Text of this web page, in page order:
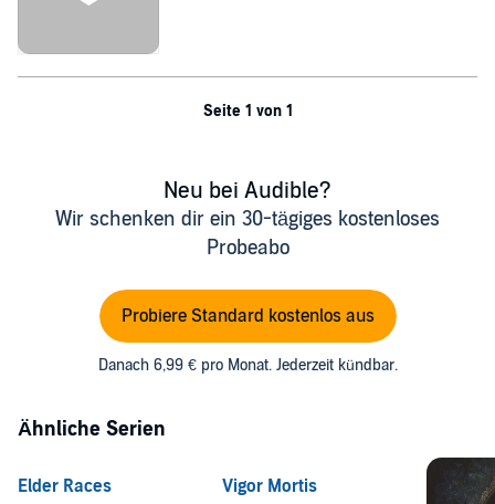
Seite 1 von 1
Neu bei Audible?
Wir schenken dir ein 30-tägiges kostenloses
Probeabo
Probiere Standard kostenlos aus
Danach 6,99 € pro Monat. Jederzeit kündbar.
Ähnliche Serien
Elder Races
Vigor Mortis